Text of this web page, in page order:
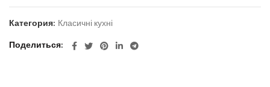
Категория: Класичні кухні
Поделиться